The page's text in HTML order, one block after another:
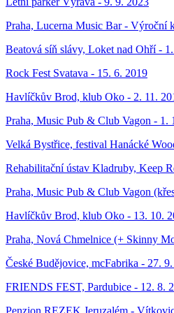
Praha, Lucerna Music Bar - Výroční
Beatová síň slávy, Loket nad Ohří -
Rock Fest Svatava - 15. 6. 2019
Havlíčkův Brod, klub Oko - 2. 11.
Praha, Music Pub & Club Vagon -
Velká Bystřice, festival Hanácké
Rehabilitační ústav Kladruby, Keep
Praha, Music Pub & Club Vagon
Havlíčkův Brod, klub Oko - 13. 10.
Praha, Nová Chmelnice (+ Skinny
České Budějovice, mcFabrika - 27.
FRIENDS FEST, Pardubice - 12. 8.